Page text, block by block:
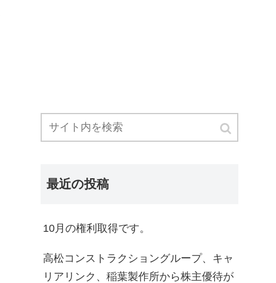
最近の投稿
10月の権利取得です。
高松コンストラクショングループ、キャ
リアリンク、稲葉製作所から株主優待が